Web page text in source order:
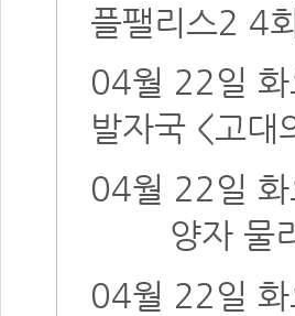
플팰리스2 4
04월 22일 화
발자국 <고대
04월 22일 화
양자 물
04월 22일 화